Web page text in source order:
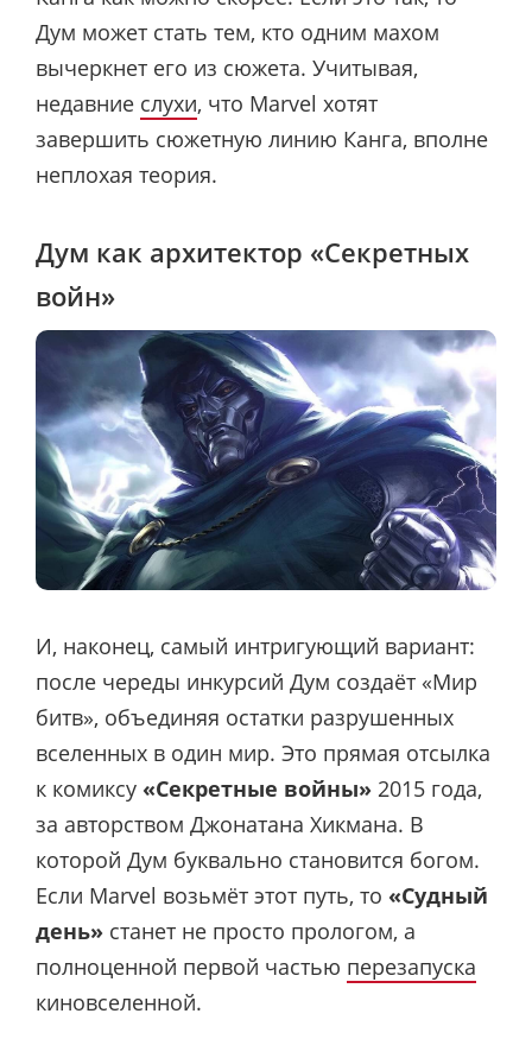
Дум может стать тем, кто одним махом
вычеркнет его из сюжета. Учитывая,
недавние слухи, что Marvel хотят
завершить сюжетную линию Канга, вполне
неплохая теория.
Дум как архитектор «Секретных
войн»
И, наконец, самый интригующий вариант:
после череды инкурсий Дум создаёт «Мир
битв», объединяя остатки разрушенных
вселенных в один мир. Это прямая отсылка
к комиксу «Секретные войны» 2015 года,
за авторством Джонатана Хикмана. В
которой Дум буквально становится богом.
Если Marvel возьмёт этот путь, то «Судный
день» станет не просто прологом, а
полноценной первой частью перезапуска
киновселенной.